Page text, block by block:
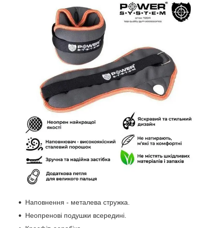
Наповнення - металева стружка.
Неопренові подушки всередині.